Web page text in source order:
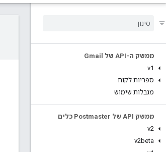
ממשק ה-API של Gmail
v1
ספריות לקוח
מגבלות שימוש
ממשק API של Postmaster כלים
v2
v2beta